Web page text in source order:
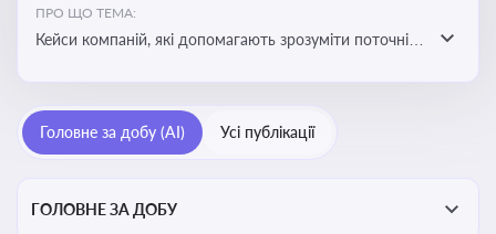
ПРО ЩО ТЕМА:
Кейси компаній, які допомагають зрозуміти поточні
бізнес-середовища
Головне за добу (AI) Усі публікації
ГОЛОВНЕ ЗА ДОБУ